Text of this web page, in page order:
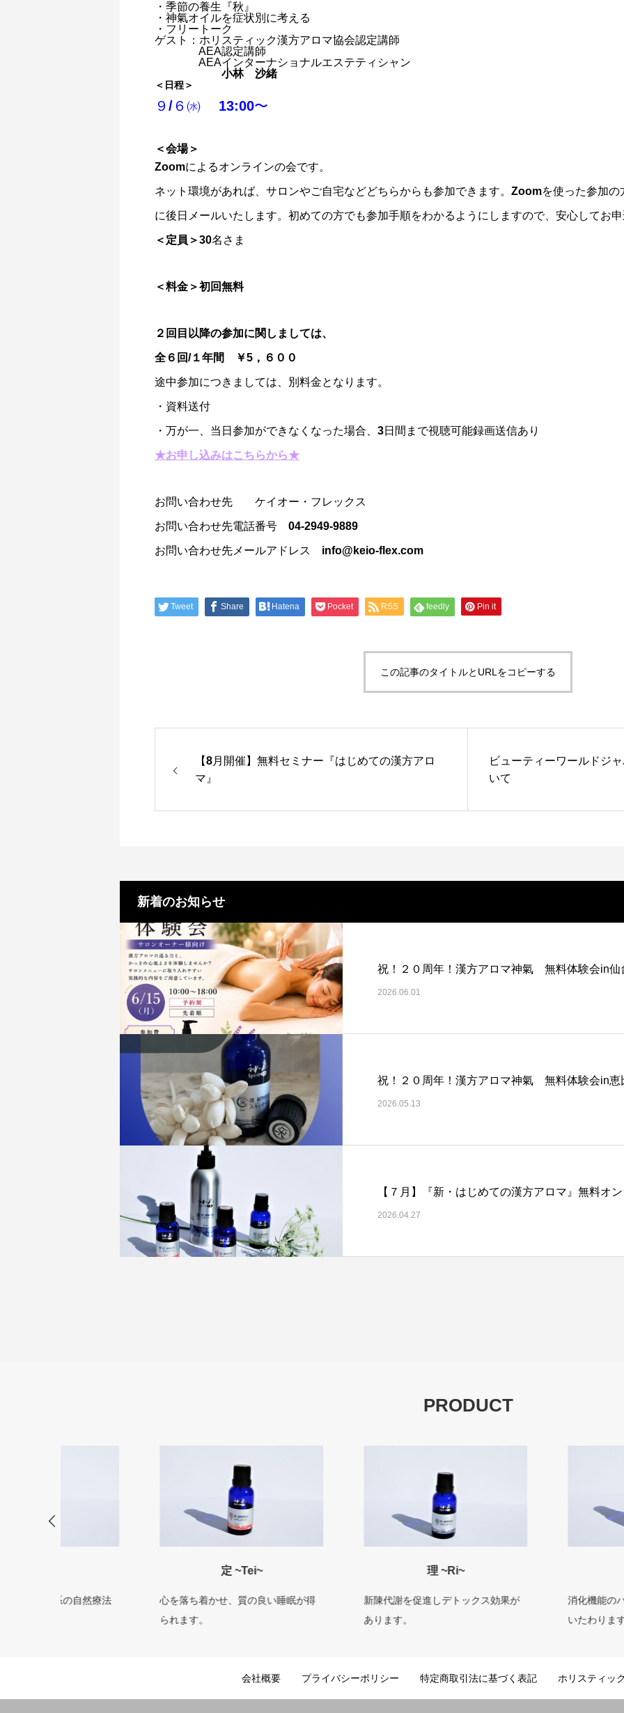
・季節の養生『秋』
・神氣オイルを症状別に考える
・フリートーク
ゲスト：ホリスティック漢方アロマ協会認定講師
AEA認定講師
AEAインターナショナルエステティシャン
小林 沙緒
＜日程＞
９/６㈬ 13:00〜
＜会場＞
Zoomによるオンラインの会です。
ネット環境があれば、サロンやご自宅などどちらからも参加できます。Zoomを使った参加
に後日メールいたします。初めての方でも参加手順をわかるようにしますので、安心してお
＜定員＞30名さま
＜料金＞初回無料
２回目以降の参加に関しましては、
全６回/１年間 ￥5，６００
途中参加につきましては、別料金となります。
・資料送付
・万が一、当日参加ができなくなった場合、3日間まで視聴可能録画送信あり
★お申し込みはこちらから★
お問い合わせ先 ケイオー・フレックス
お問い合わせ先電話番号 04-2949-9889
お問い合わせ先メールアドレス info@keio-flex.com
Tweet Share Hatena Pocket RSS feedly Pin it
この記事のタイトルとURLをコピーする
​【8月開催】無料セミナー『はじめての漢方アロ
マ』
ビューティーワールドジ
いて
新着のお知らせ
祝！２０周年！漢方アロマ神氣 無料体験会in仙
2026.06.01
祝！２０周年！漢方アロマ神氣 無料体験会in恵
2026.05.13
【７月】『新・はじめての漢方アロマ』無料オ
2026.04.27
PRODUCT
心を落ち着かせ、質の良い睡眠が得
新陳代謝を促進しデトックス効果が
消化機能のバランスを整え、
会社概要 プライバシーポリシー 特定商取引法に基づく表記 ホリスティッ